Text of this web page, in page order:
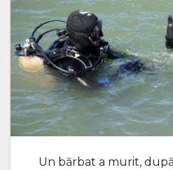
Un bărbat a murit,